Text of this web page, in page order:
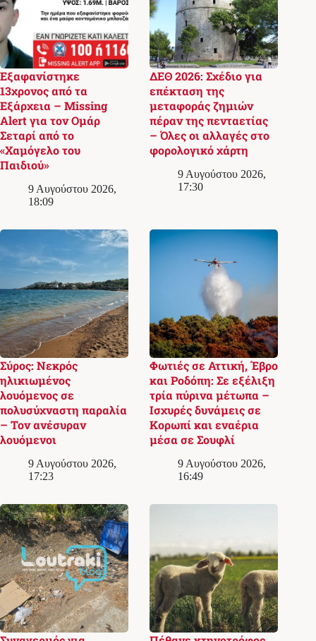
Εξαφανίστηκε
13χρονος από τα
Εξάρχεια – Missing
Alert για τον Ομάρ
Σεταρί από το
«Χαμόγελο του
Παιδιού»
9 Αυγούστου 2026,
18:09
ΔΕΘ 2026: Σχέδιο για
επέκταση της
μεταφοράς ζημιών
πέραν της πενταετίας
– Όλες οι αλλαγές στο
φορολογικό χάρτη
9 Αυγούστου 2026,
17:30
Σύρος: Νεκρός
ηλικιωμένος
λουόμενος σε
πολυσύχναστη παραλία
– Τον ανέσυραν
λουόμενοι
9 Αυγούστου 2026,
17:23
Φωτιές σε Αττική, Έβρο
και Ροδόπη: Σε εξέλιξη
τρία πύρινα μέτωπα –
Ισχυρές δυνάμεις σε
Κορωπί και εναέρια
μέσα σε Σουφλί
9 Αυγούστου 2026,
16:49